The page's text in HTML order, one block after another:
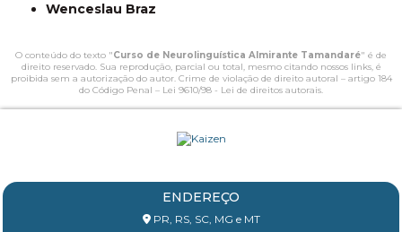
Wenceslau Braz
O conteúdo do texto "Curso de Neurolinguística Almirante Tamandaré" é de
direito reservado. Sua reprodução, parcial ou total, mesmo citando nossos links, é
proibida sem a autorização do autor. Crime de violação de direito autoral – artigo 184
do Código Penal – Lei 9610/98 - Lei de direitos autorais.
ENDEREÇO
PR, RS, SC, MG e MT